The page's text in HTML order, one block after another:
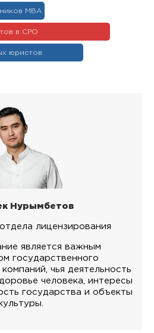
МВА
в СРО
юристов
Нурымбетов
лицензирования
является важным
государственного
чья деятельность
человека, интересы
государства и объекты